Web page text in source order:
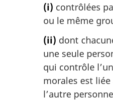
(i) contrôlées
ou le même
(ii) dont
une seule
qui contrôle
morales est
l’autre